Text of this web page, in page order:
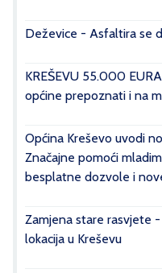
Deževice - Asfaltira se
KREŠEVU 55.000
općine prepoznati i na
Općina Kreševo uvodi
Značajne pomoći
besplatne dozvole i
Zamjena stare rasvjete
lokacija u Kreševu